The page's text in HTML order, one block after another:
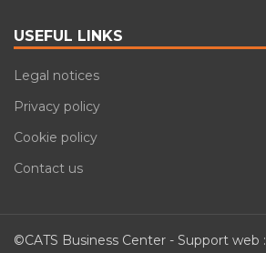
USEFUL LINKS
Legal notices
Privacy policy
Cookie policy
Contact us
©CATS Business Center - Support web :